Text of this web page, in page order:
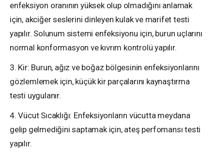
enfeksiyon oranının yüksek olup olmadığını anlamak
için, akciğer seslerini dinleyen kulak ve marifet testi
yapılır. Solunum sistemi enfeksiyonu için, burun uçlarını
normal konformasyon ve kıvrım kontrolü yapılır.
3. Kir: Burun, ağız ve boğaz bölgesinin enfeksiyonlarını
gözlemlemek için, küçük kir parçalarını kaynaştırma
testi uygulanır.
4. Vücut Sıcaklığı: Enfeksiyonların vücutta meydana
gelip gelmediğini saptamak için, ateş perfomansı testi
yapılır.